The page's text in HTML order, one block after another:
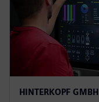
HINTERKOPF GMBH